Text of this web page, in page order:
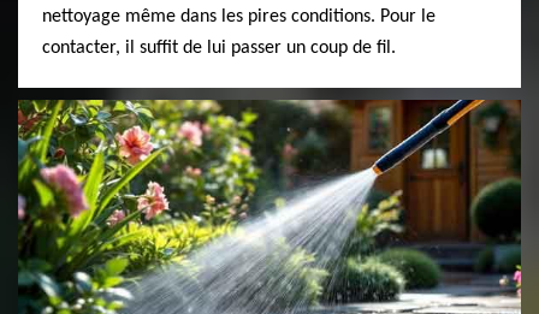
nettoyage même dans les pires conditions. Pour le
contacter, il suffit de lui passer un coup de fil.